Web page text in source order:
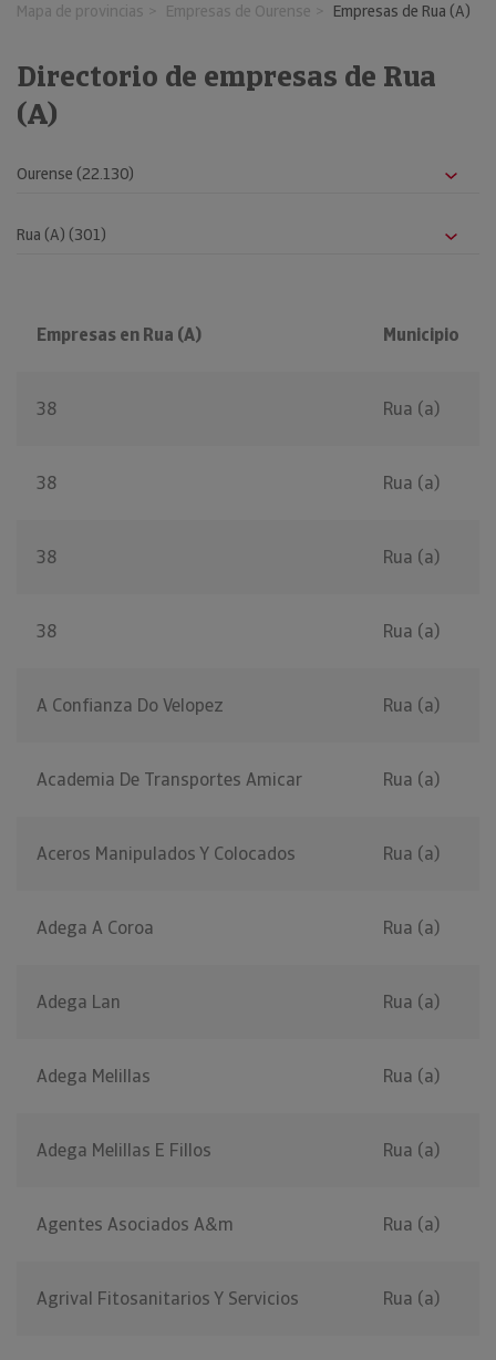
Mapa de provincias Empresas de Ourense Empresas de Rua (A)
Directorio de empresas de Rua
(A)
Empresas en Rua (A) Municipio
38 Rua (a)
38 Rua (a)
38 Rua (a)
38 Rua (a)
A Confianza Do Velopez Rua (a)
Academia De Transportes Amicar Rua (a)
Aceros Manipulados Y Colocados Rua (a)
Adega A Coroa Rua (a)
Adega Lan Rua (a)
Adega Melillas Rua (a)
Adega Melillas E Fillos Rua (a)
Agentes Asociados A&m Rua (a)
Agrival Fitosanitarios Y Servicios Rua (a)